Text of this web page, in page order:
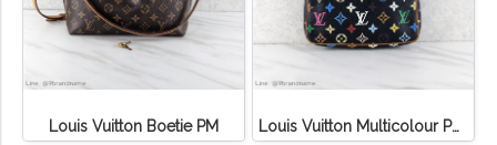
Louis Vuitton Boetie PM Louis Vuitton Multicolour Pochette Canvas